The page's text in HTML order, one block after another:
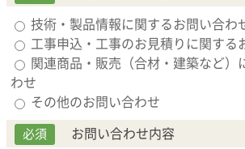
技術・製品情報に関するお問い合わ
工事申込・工事のお見積りに関する
関連商品・販売（合材・建築など）
わせ
その他のお問い合わせ
必須 お問い合わせ内容